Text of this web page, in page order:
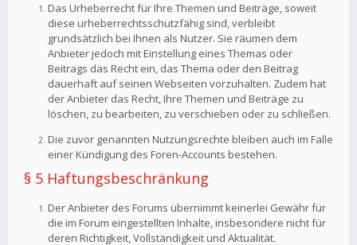
Das Urheberrecht für Ihre Themen und Beiträge, soweit
diese urheberrechtsschutzfähig sind, verbleibt
grundsätzlich bei Ihnen als Nutzer. Sie räumen dem
Anbieter jedoch mit Einstellung eines Themas oder
Beitrags das Recht ein, das Thema oder den Beitrag
dauerhaft auf seinen Webseiten vorzuhalten. Zudem hat
der Anbieter das Recht, Ihre Themen und Beiträge zu
löschen, zu bearbeiten, zu verschieben oder zu schließen.
Die zuvor genannten Nutzungsrechte bleiben auch im Falle
einer Kündigung des Foren-Accounts bestehen.
§ 5 Haftungsbeschränkung
Der Anbieter des Forums übernimmt keinerlei Gewähr für
die im Forum eingestellten Inhalte, insbesondere nicht für
deren Richtigkeit, Vollständigkeit und Aktualität.